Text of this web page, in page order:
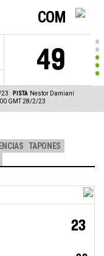
COM
49
23 PISTA Nestor Damiani
GMT 28/2/23
TAPONES
23